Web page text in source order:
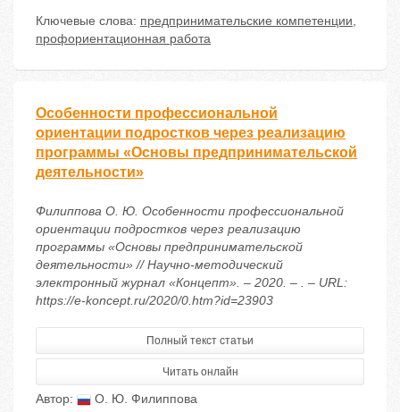
Ключевые слова: предпринимательские компетенции,
профориентационная работа
Особенности профессиональной
ориентации подростков через реализацию
программы «Основы предпринимательской
деятельности»
Филиппова О. Ю. Особенности профессиональной
ориентации подростков через реализацию
программы «Основы предпринимательской
деятельности» // Научно-методический
электронный журнал «Концепт». – 2020. – . – URL:
https://e-koncept.ru/2020/0.htm?id=23903
Полный текст статьи
Читать онлайн
Автор: О. Ю. Филиппова